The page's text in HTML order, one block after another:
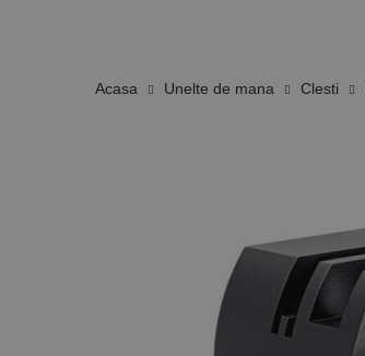
Acasa Unelte de mana Clesti